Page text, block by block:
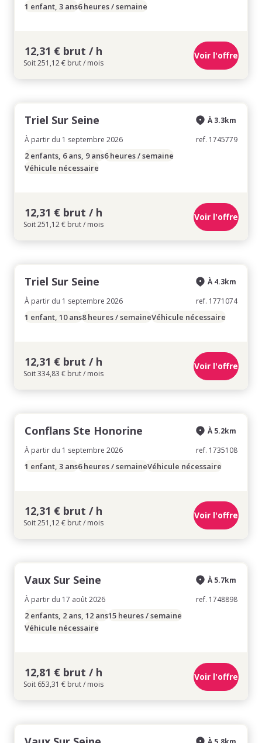
1 enfant, 3 ans6 heures / semaine
12,31 € brut / h
Soit 251,12 € brut / mois
Voir l'offre
Triel Sur Seine
À partir du 1 septembre 2026
À 3.3km
ref. 1745779
2 enfants, 6 ans, 9 ans6 heures / semaine
Véhicule nécessaire
12,31 € brut / h
Soit 251,12 € brut / mois
Voir l'offre
Triel Sur Seine
À partir du 1 septembre 2026
À 4.3km
ref. 1771074
1 enfant, 10 ans8 heures / semaineVéhicule nécessaire
12,31 € brut / h
Soit 334,83 € brut / mois
Voir l'offre
Conflans Ste Honorine
À partir du 1 septembre 2026
À 5.2km
ref. 1735108
1 enfant, 3 ans6 heures / semaineVéhicule nécessaire
12,31 € brut / h
Soit 251,12 € brut / mois
Voir l'offre
Vaux Sur Seine
À partir du 17 août 2026
À 5.7km
ref. 1748898
2 enfants, 2 ans, 12 ans15 heures / semaine
Véhicule nécessaire
12,81 € brut / h
Soit 653,31 € brut / mois
Voir l'offre